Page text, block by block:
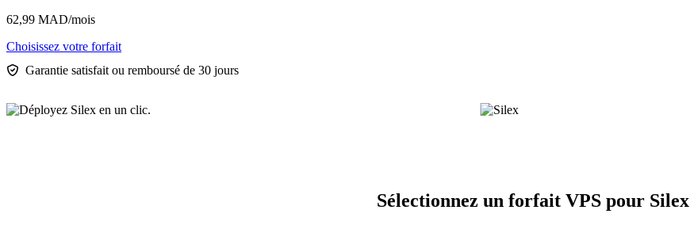
62,99 MAD/mois
Choisissez votre forfait
Garantie satisfait ou remboursé de 30 jours
Sélectionnez un forfait VPS pour Silex